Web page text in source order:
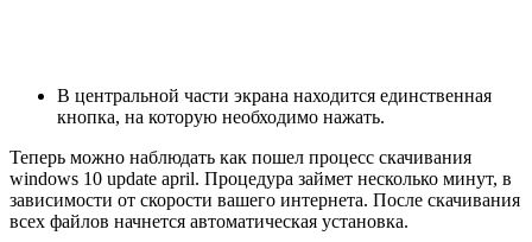
В центральной части экрана находится единственная
кнопка, на которую необходимо нажать.
Теперь можно наблюдать как пошел процесс скачивания
windows 10 update april. Процедура займет несколько минут, в
зависимости от скорости вашего интернета. После скачивания
всех файлов начнется автоматическая установка.